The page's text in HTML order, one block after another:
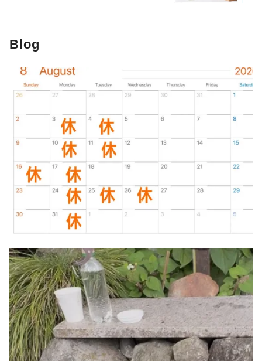
Blog